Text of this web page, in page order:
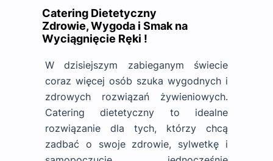
Catering Dietetyczny
Zdrowie, Wygoda i Smak na
Wyciągnięcie Ręki !
W dzisiejszym zabieganym świecie
coraz więcej osób szuka wygodnych i
zdrowych rozwiązań żywieniowych.
Catering dietetyczny to idealne
rozwiązanie dla tych, którzy chcą
zadbać o swoje zdrowie, sylwetkę i